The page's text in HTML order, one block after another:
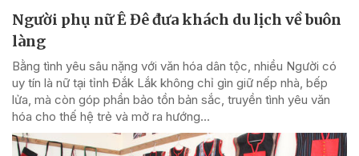
Người phụ nữ Ê Đê đưa khách du lịch về buôn
làng
Bằng tình yêu sâu nặng với văn hóa dân tộc, nhiều Người có
uy tín là nữ tại tỉnh Đắk Lắk không chỉ gìn giữ nếp nhà, bếp
lửa, mà còn góp phần bảo tồn bản sắc, truyền tình yêu văn
hóa cho thế hệ trẻ và mở ra hướng...